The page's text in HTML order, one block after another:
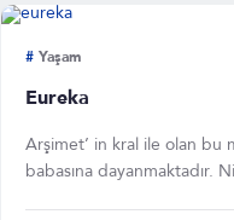
#Yaşam
Eureka
Arşimet’ in kral ile olan bu
babasına dayanmaktadır.